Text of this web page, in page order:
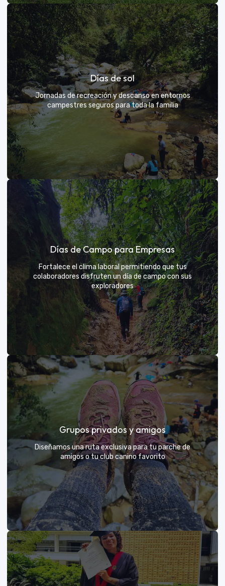
Rutas grupales clásicas
Únete a la manada y descubre nuevos senderos
VER MÁS
Días de sol
Jornadas de recreación y descanso en entornos
campestres seguros para toda la familia
Días de sol
Un respiro campestre diseñado para el descanso y la
diversión de todos
VER MÁS
Días de Campo para Empresas
Fortalece el clima laboral permitiendo que tus
colaboradores disfruten un día de campo con sus
exploradores
Días de Campo para Empresas
El mejor beneficio para tu equipo: compartir con sus
exploradores y fortalecer lazos rodeados de
naturaleza
VER MÁS
Grupos privados y amigos
Diseñamos una ruta exclusiva para tu parche de
amigos o tu club canino favorito